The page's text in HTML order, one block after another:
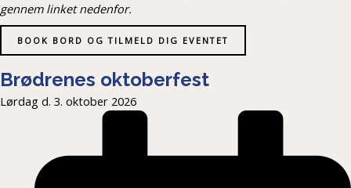
gennem linket nedenfor.
BOOK BORD OG TILMELD DIG EVENTET
Brødrenes oktoberfest
Lørdag d. 3. oktober 2026